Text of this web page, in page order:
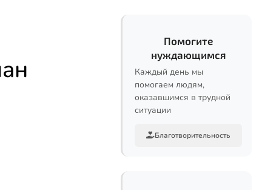
Помогите
нуждающимся
Каждый день мы
помогаем людям,
оказавшимся в трудной
ситуации
Благотворительность